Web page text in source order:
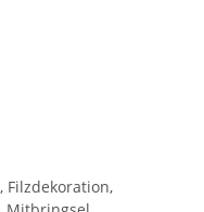
Filzdekoration,